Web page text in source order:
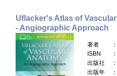
Uflacker's Atlas of
- Angiographic Approach
著者
ISBN
出版社
出版年